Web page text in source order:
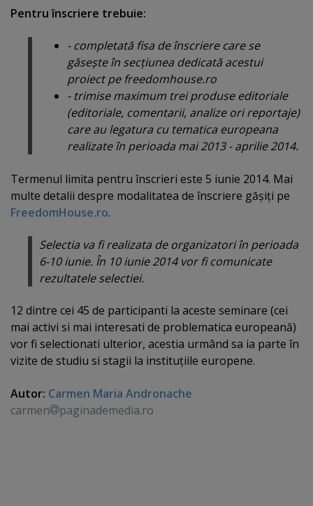
Pentru înscriere trebuie:
- completată fisa de înscriere care se
găseşte în secţiunea dedicată acestui
proiect pe freedomhouse.ro
- trimise maximum trei produse editoriale
(editoriale, comentarii, analize ori reportaje)
care au legatura cu tematica europeana
realizate în perioada mai 2013 - aprilie 2014.
Termenul limita pentru înscrieri este 5 iunie 2014. Mai
multe detalii despre modalitatea de înscriere găşiţi pe
FreedomHouse.ro.
Selectia va fi realizata de organizatori în perioada
6-10 iunie. În 10 iunie 2014 vor fi comunicate
rezultatele selectiei.
12 dintre cei 45 de participanti la aceste seminare (cei
mai activi si mai interesati de problematica europeană)
vor fi selectionati ulterior, acestia urmând sa ia parte în
vizite de studiu si stagii la instituţiile europene.
Autor: Carmen Maria Andronache
carmen
paginademedia.ro